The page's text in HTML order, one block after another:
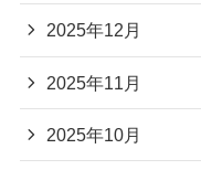
2025年12月
2025年11月
2025年10月